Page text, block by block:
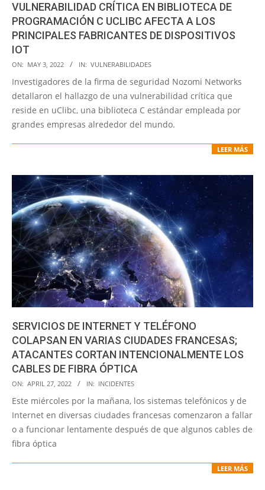
VULNERABILIDAD CRÍTICA EN BIBLIOTECA DE
PROGRAMACIÓN C UCLIBC AFECTA A LOS
PRINCIPALES FABRICANTES DE DISPOSITIVOS
IOT
2022-
05-
03
ON: MAY 3, 2022 IN: VULNERABILIDADES
Investigadores de la firma de seguridad Nozomi Networks
detallaron el hallazgo de una vulnerabilidad crítica que
reside en uClibc, una biblioteca C estándar empleada por
grandes empresas alrededor del mundo.
LEER MÁS
SERVICIOS DE INTERNET Y TELÉFONO
COLAPSAN EN VARIAS CIUDADES FRANCESAS;
ATACANTES CORTAN INTENCIONALMENTE LOS
CABLES DE FIBRA ÓPTICA
2022-
04-
27
ON: APRIL 27, 2022 IN: INCIDENTES
Este miércoles por la mañana, los sistemas telefónicos y de
Internet en diversas ciudades francesas comenzaron a fallar
o a funcionar lentamente después de que algunos cables de
fibra óptica
LEER MÁS